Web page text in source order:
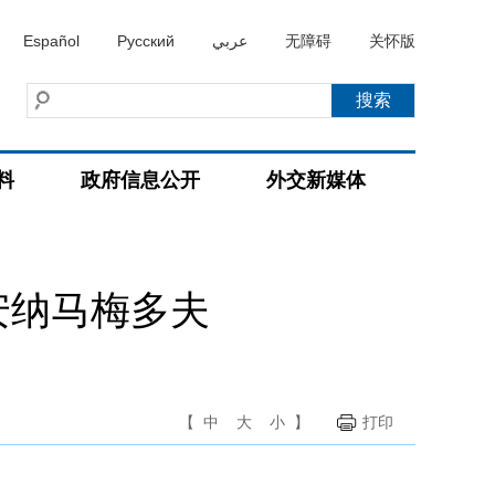
Español Русский عربي 无障碍 关怀版
政府信息公开 外交新媒体
马梅多夫
【 中 大 小 】 打印